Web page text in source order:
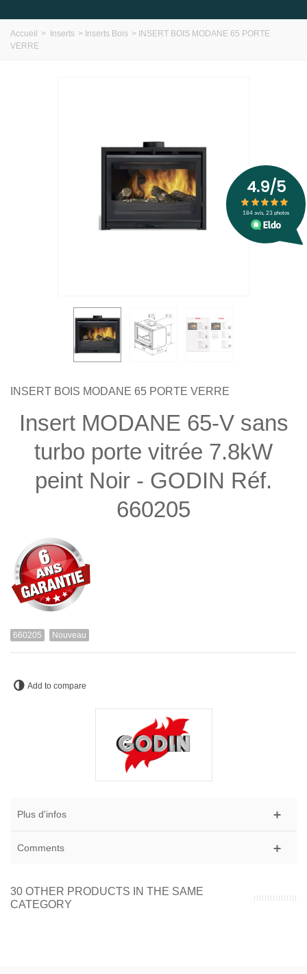
Accueil > Inserts > Inserts Bois > INSERT BOIS MODANE 65 PORTE
VERRE
INSERT BOIS MODANE 65 PORTE VERRE
Insert MODANE 65-V sans
turbo porte vitrée 7.8kW
peint Noir - GODIN Réf.
660205
660205 Nouveau
Add to compare
Plus d'infos
Comments
30 OTHER PRODUCTS IN THE SAME
CATEGORY